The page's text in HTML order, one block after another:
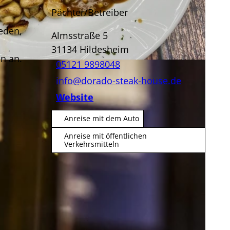
an.
Pächter/Betreiber
Almsstraße 5
31134 Hildesheim
05121 9898048
info@dorado-steak-house.de
Website
Anreise mit dem Auto
Anreise mit öffentlichen
Verkehrsmitteln